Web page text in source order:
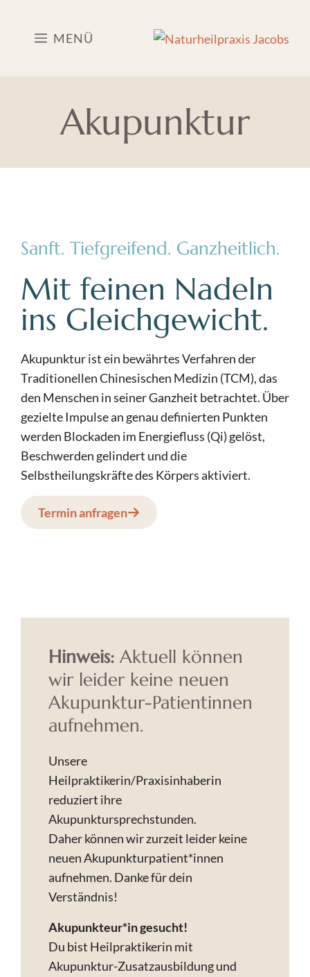
springen
MENÜ
Akupunktur
Sanft. Tiefgreifend. Ganzheitlich.
Mit feinen Nadeln
ins Gleichgewicht.
Akupunktur ist ein bewährtes Verfahren der
Traditionellen Chinesischen Medizin (TCM), das
den Menschen in seiner Ganzheit betrachtet. Über
gezielte Impulse an genau definierten Punkten
werden Blockaden im Energiefluss (Qi) gelöst,
Beschwerden gelindert und die
Selbstheilungskräfte des Körpers aktiviert.
Termin anfragen
Hinweis: Aktuell können
wir leider keine neuen
Akupunktur-Patientinnen
aufnehmen.
Unsere
Heilpraktikerin/Praxisinhaberin
reduziert ihre
Akupunktursprechstunden.
Daher können wir zurzeit leider keine
neuen Akupunkturpatient*innen
aufnehmen. Danke für dein
Verständnis!
Akupunkteur*in gesucht!
Du bist Heilpraktikerin mit
Akupunktur-Zusatzausbildung und